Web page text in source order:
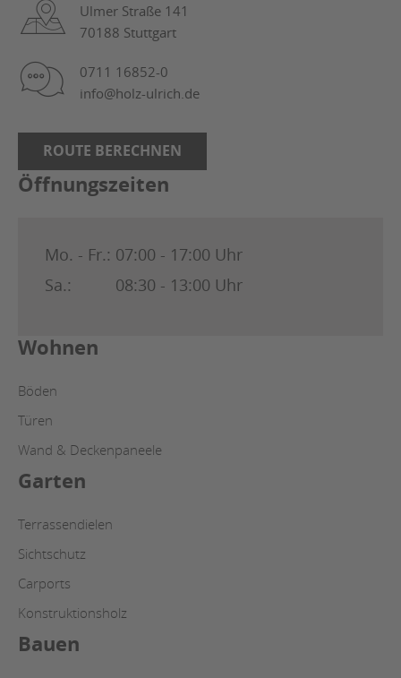
Ulmer Straße 141
70188 Stuttgart
0711 16852-0
info@holz-ulrich.de
ROUTE BERECHNEN
Öffnungszeiten
Mo. - Fr.: 07:00 - 17:00 Uhr
Sa.:
08:30 - 13:00 Uhr
Wohnen
Böden
Türen
Wand & Deckenpaneele
Garten
Terrassendielen
Sichtschutz
Carports
Konstruktionsholz
Bauen